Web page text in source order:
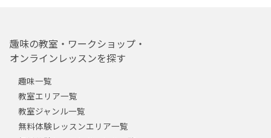
趣味の教室・ワークショップ・
オンラインレッスンを探す
趣味一覧
教室エリア一覧
教室ジャンル一覧
無料体験レッスンエリア一覧